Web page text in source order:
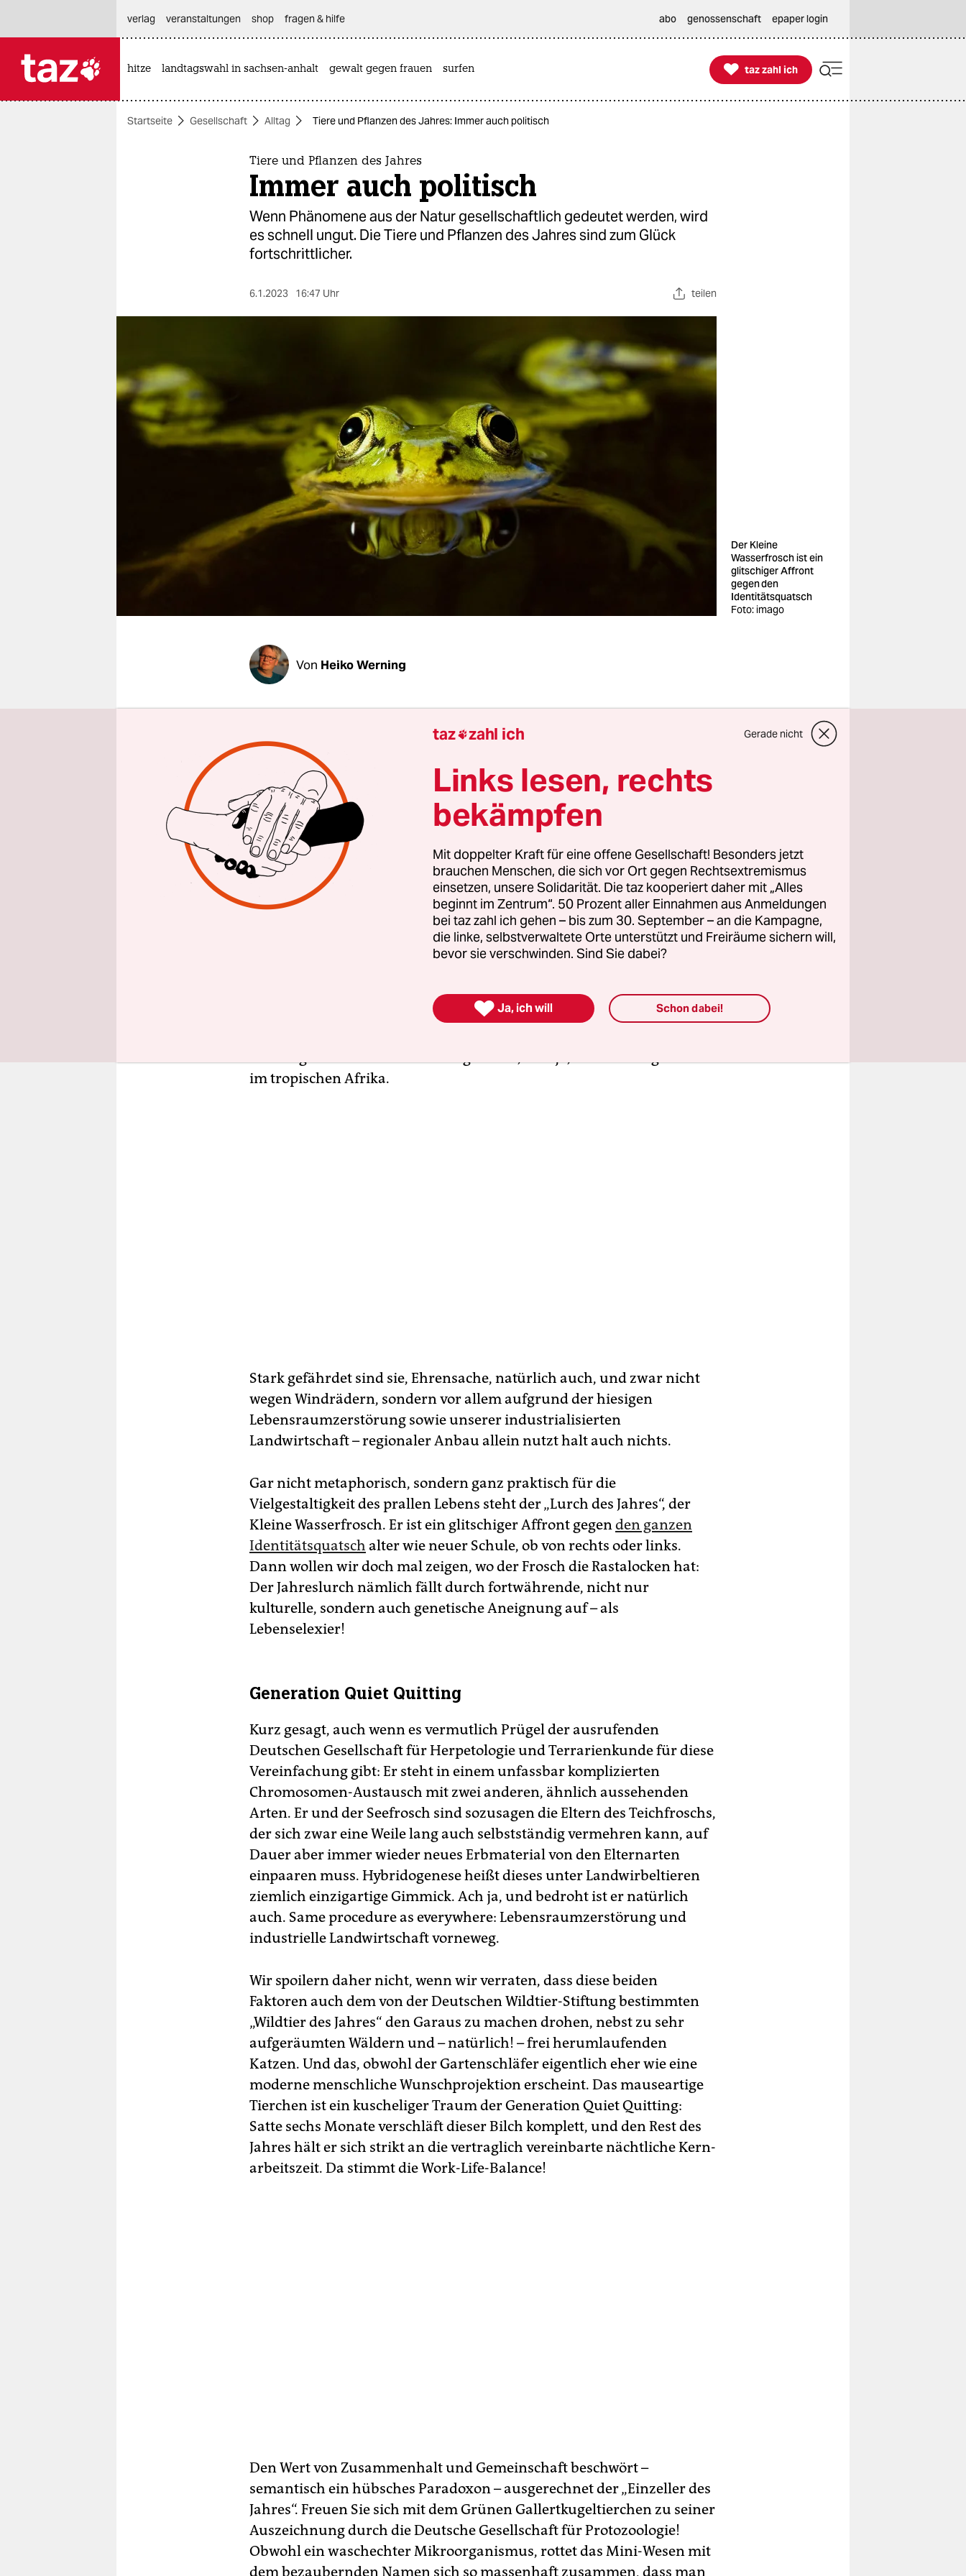
themen
wahrheit
verlag
verlag
fragen & hilfe
unterstützen
genossenschaft
verlag
veranstaltungen shop fragen & hilfe abo genossenschaft epaper login
hitze landtagswahl in sachsen-anhalt gewalt gegen frauen surfen 
taz zahl ich
taz zahl ich
Startseite Gesellschaft Alltag Tiere und Pflanzen des Jahres: Immer auch politisch
Tiere und Pflanzen des Jahres
Immer auch politisch
Wenn Phänomene aus der Natur gesellschaftlich gedeutet werden, wird
es schnell ungut. Die Tiere und Pflanzen des Jahres sind zum Glück
fortschrittlicher.
6.1.2023 16:47 Uhr teilen
Der Kleine
Wasserfrosch ist ein
glitschiger Affront
gegen den
Identitätsquatsch
Foto: imago
Von Heiko Werning
Wollen wir wirklich Witze darüber machen, dass ausgerechnet das
Braunkehlchen der deutsche „Vogel des Jahres 2023“ geworden ist?
Oder gar historische Analogien ziehen, weil es bei einer freien,
demokratischen Wahl ohne jede Not dazu gekürt wurde? Natur ist
schließlich immer auch politisch. Vom notwendigen Kampf gegen
invasive Arten landet man schnell beim Blut-und-Boden-Denken à la
AfD, von der Kritik an der Klimaschädlichkeit des Reisesektors bei der
gruseligen „Urlaub in der Heimat“-Propaganda von Winfried
Kretschmann und Konsorten.
Deswegen wollen wir lieber loben, dassdas Braunkehlchen ein echter
ist, denn es reist nicht nur regelmäßig weit und
der Ferne eine ideale Metapher für ein menschliches Grundbedürfnis
dar, sondern es schenkt uns zudem via dem auslobenden Nabu das
im tropischen Afrika.
Stark gefährdet sind sie, Ehrensache, natürlich auch, und zwar nicht
wegen Windrädern, sondern vor allem aufgrund der hiesigen
Lebensraumzerstörung sowie unserer industrialisierten
Landwirtschaft – regionaler Anbau allein nutzt halt auch nichts.
Gar nicht metaphorisch, sondern ganz praktisch für die
Vielgestaltigkeit des prallen Lebens steht der „Lurch des Jahres“, der
Kleine Wasserfrosch. Er ist ein glitschiger Affront gegenden ganzen
Identitätsquatsch alter wie neuer Schule, ob von rechts oder links.
Dann wollen wir doch mal zeigen, wo der Frosch die Rastalocken hat:
Der Jahreslurch nämlich fällt durch fortwährende, nicht nur
kulturelle, sondern auch genetische Aneignung auf – als
Lebenselexier!
Generation Quiet Quitting
Kurz gesagt, auch wenn es vermutlich Prügel der ausrufenden
Deutschen Gesellschaft für Herpetologie und Terrarienkunde für diese
Vereinfachung gibt: Er steht in einem unfassbar komplizierten
Chromosomen-Austausch mit zwei anderen, ähnlich aussehenden
Arten. Er und der Seefrosch sind sozusagen die Eltern des Teichfroschs,
der sich zwar eine Weile lang auch selbstständig vermehren kann, auf
Dauer aber immer wieder neues Erbmaterial von den Elternarten
einpaaren muss. Hybridogenese heißt dieses unter Landwirbeltieren
ziemlich einzigartige Gimmick. Ach ja, und bedroht ist er natürlich
auch. Same procedure as everywhere: Lebensraumzerstörung und
industrielle Landwirtschaft vorneweg.
Wir spoilern daher nicht, wenn wir verraten, dass diese beiden
Faktoren auch dem von der Deutschen Wildtier-Stiftung bestimmten
„Wildtier des Jahres“ den Garaus zu machen drohen, nebst zu sehr
aufgeräumten Wäldern und – natürlich! – frei herumlaufenden
Katzen. Und das, obwohl der Gartenschläfer eigentlich eher wie eine
moderne menschliche Wunschprojektion erscheint. Das mauseartige
Tierchen ist ein kuscheliger Traum der Generation Quiet Quitting:
Satte sechs Monate verschläft dieser Bilch komplett, und den Rest des
Jahres hält er sich strikt an die vertraglich vereinbarte nächtliche Kern­
arbeitszeit. Da stimmt die Work-Life-Balance!
Den Wert von Zusammenhalt und Gemeinschaft beschwört –
semantisch ein hübsches Paradoxon – ausgerechnet der „Einzeller des
Jahres“. Freuen Sie sich mit dem Grünen Gallertkugeltierchen zu seiner
Auszeichnung durch die Deutsche Gesellschaft für Protozoologie!
Obwohl ein waschechter Mikroorganismus, rottet das Mini-Wesen mit
dem bezaubernden Namen sich so massenhaft zusammen, dass man
taz zahl ich Gerade nicht
Links lesen, rechts
bekämpfen
Mit doppelter Kraft für eine offene Gesellschaft! Besonders jetzt
brauchen Menschen, die sich vor Ort gegen Rechtsextremismus
einsetzen, unsere Solidarität. Die taz kooperiert daher mit „Alles
beginnt im Zentrum“. 50 Prozent aller Einnahmen aus Anmeldungen
bei taz zahl ich gehen – bis zum 30. September – an die Kampagne,
die linke, selbstverwaltete Orte unterstützt und Freiräume sichern will,
bevor sie verschwinden. Sind Sie dabei?
 Ja, ich will Schon dabei!